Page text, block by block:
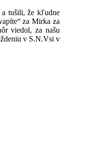
a tušili, že kľudne
za Mirka za
viedol, za našu
v S.N.Vsi v